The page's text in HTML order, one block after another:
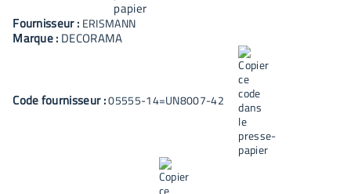
Fournisseur : ERISMANN
Marque : DECORAMA
Code fournisseur :05555-14=UN8007-42